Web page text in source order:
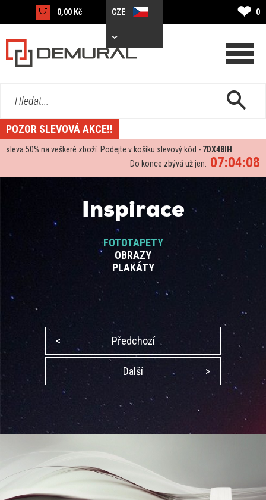
0,00 Kč CZE ❤ 0
Hledat...
POZOR SLEVOVÁ AKCE!!
sleva 50% na veškeré zboží. Podejte v košíku slevový kód - 7DX48IH
07:04:07
Do konce zbývá už jen:
Inspirace
FOTOTAPETY
OBRAZY
PLAKÁTY
< Předchozí
Další >